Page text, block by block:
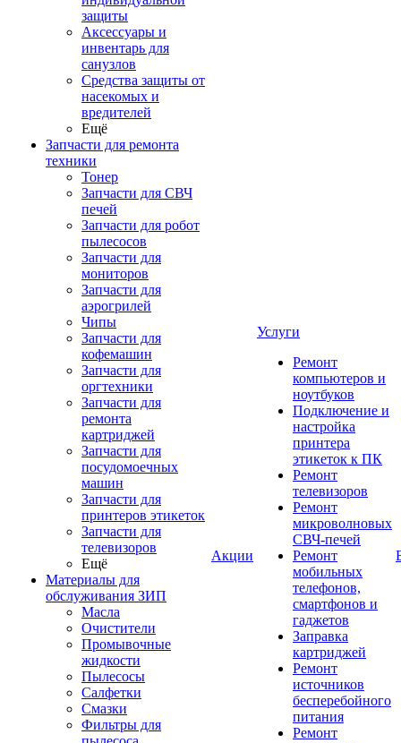
защиты
Аксессуары и
инвентарь для
санузлов
Средства защиты от
насекомых и
вредителей
Ещё
Запчасти для ремонта
техники
Тонер
Запчасти для СВЧ
печей
Запчасти для робот
пылесосов
Запчасти для
мониторов
Запчасти для
аэрогрилей
Чипы
Запчасти для
кофемашин
Запчасти для
оргтехники
Запчасти для
ремонта
картриджей
Запчасти для
посудомоечных
машин
Запчасти для
принтеров этикеток
Запчасти для
телевизоров
Ещё
Материалы для
обслуживания ЗИП
Масла
Очистители
Промывочные
жидкости
Пылесосы
Салфетки
Смазки
Фильтры для
Акции
Услуги
Ремонт
компьютеров и
ноутбуков
Подключение и
настройка
принтера
этикеток к ПК
Ремонт
телевизоров
Ремонт
микроволновых
СВЧ-печей
Ремонт
мобильных
телефонов,
смартфонов и
гаджетов
Заправка
картриджей
Ремонт
источников
бесперебойного
питания
Ремонт